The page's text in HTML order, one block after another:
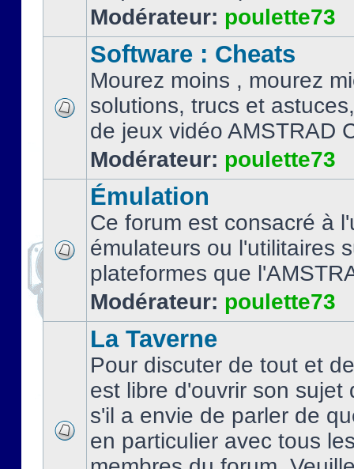
Modérateur: poulette73
Software : Cheats
Mourez moins , mourez
solutions, trucs et
de jeux vidéo AMSTRAD
Modérateur: poulette73
Émulation
Ce forum est consacré à
émulateurs ou l'utilitaires
plateformes que
Modérateur: poulette73
La Taverne
Pour discuter de tout et
est libre d'ouvrir son sujet
s'il a envie de parler de
en particulier avec tous